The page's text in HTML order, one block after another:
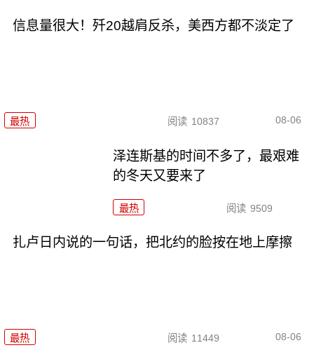
信息量很大！歼20越肩反杀，美西方都不淡定了
最热 阅读 10837 08-06
泽连斯基的时间不多了，最艰难
的冬天又要来了
最热 阅读 9509
扎卢日内说的一句话，把北约的脸按在地上摩擦
最热 阅读 11449 08-06